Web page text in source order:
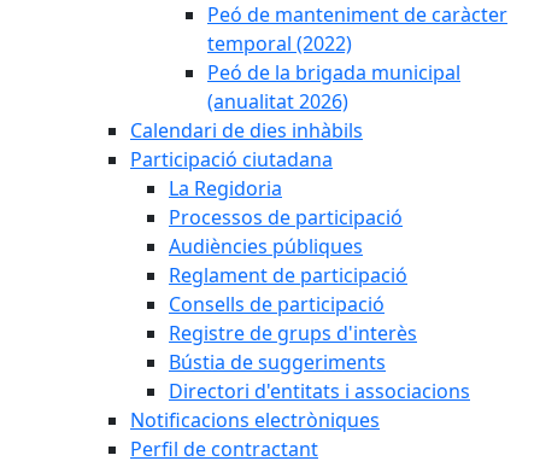
Peó de manteniment de caràcter
temporal (2022)
Peó de la brigada municipal
(anualitat 2026)
Calendari de dies inhàbils
Participació ciutadana
La Regidoria
Processos de participació
Audiències públiques
Reglament de participació
Consells de participació
Registre de grups d'interès
Bústia de suggeriments
Directori d'entitats i associacions
Notificacions electròniques
Perfil de contractant